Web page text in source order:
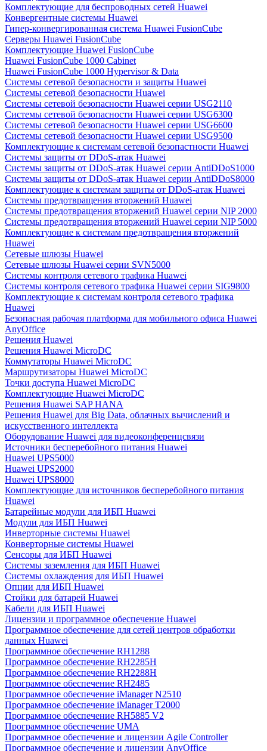
Комплектующие для беспроводных сетей Huawei
Конвергентные системы Huawei
Гипер-конвергированная система Huawei FusionCube
Серверы Huawei FusionCube
Комплектующие Huawei FusionCube
Huawei FusionCube 1000 Cabinet
Huawei FusionCube 1000 Hypervisor & Data
Системы сетевой безопасности и защиты Huawei
Системы сетевой безопасности Huawei
Системы сетевой безопасности Huawei серии USG2110
Системы сетевой безопасности Huawei серии USG6300
Системы сетевой безопасности Huawei серии USG6600
Системы сетевой безопасности Huawei серии USG9500
Комплектующие к системам сетевой безопастности Huawei
Системы защиты от DDoS-атак Huawei
Системы защиты от DDoS-атак Huawei серии AntiDDoS1000
Системы защиты от DDoS-атак Huawei серии AntiDDoS8000
Комплектующие к системам защиты от DDoS-атак Huawei
Системы предотвращения вторжений Huawei
Системы предотвращения вторжений Huawei серии NIP 2000
Системы предотвращения вторжений Huawei серии NIP 5000
Комплектующие к системам предотвращения вторжений
Huawei
Сетевые шлюзы Huawei
Сетевые шлюзы Huawei серии SVN5000
Системы контроля сетевого трафика Huawei
Системы контроля сетевого трафика Huawei серии SIG9800
Комплектующие к системам контроля сетевого трафика
Huawei
Безопасная рабочая платформа для мобильного офиса Huawei
AnyOffice
Решения Huawei
Решения Huawei MicroDC
Коммутаторы Huawei MicroDC
Маршрутизаторы Huawei MicroDC
Точки доступа Huawei MicroDC
Комплектующие Huawei MicroDC
Решения Huawei SAP HANA
Решения Huawei для Big Data, облачных вычислений и
искусственного интеллекта
Оборудование Huawei для видеоконференцсвязи
Источники бесперебойного питания Huawei
Huawei UPS5000
Huawei UPS2000
Huawei UPS8000
Комплектующие для источников бесперебойного питания
Huawei
Батарейные модули для ИБП Huawei
Модули для ИБП Huawei
Инверторные системы Huawei
Конверторные системы Huawei
Сенсоры для ИБП Huawei
Системы заземления для ИБП Huawei
Системы охлаждения для ИБП Huawei
Опции для ИБП Huawei
Стойки для батарей Huawei
Кабели для ИБП Huawei
Лицензии и программное обеспечение Huawei
Программное обеспечение для сетей центров обработки
данных Huawei
Программное обеспечение RH1288
Программное обеспечение RH2285H
Программное обеспечение RH2288H
Программное обеспечение RH2485
Программное обеспечение iManager N2510
Программное обеспечение iManager T2000
Программное обеспечение RH5885 V2
Программное обеспечение UMA
Программное обеспечение и лицензии Agile Controller
Программное обеспечение и лицензии AnyOffice